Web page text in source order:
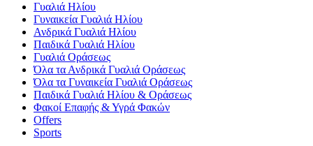
Γυαλιά Ηλίου
Γυναικεία Γυαλιά Ηλίου
Ανδρικά Γυαλιά Ηλίου
Παιδικά Γυαλιά Ηλίου
Γυαλιά Οράσεως
Όλα τα Ανδρικά Γυαλιά Οράσεως
Όλα τα Γυναικεία Γυαλιά Οράσεως
Παιδικά Γυαλιά Ηλίου & Οράσεως
Φακοί Επαφής & Υγρά Φακών
Offers
Sports